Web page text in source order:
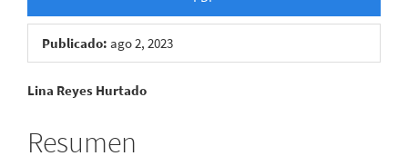
Publicado: ago 2, 2023
Contenido
principal
Lina Reyes Hurtado
Resumen